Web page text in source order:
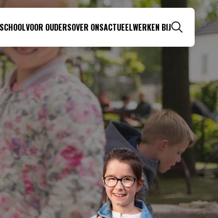
VOOR OUDERSOVER ONSACTUEELWERKEN BIJ
Zoeken